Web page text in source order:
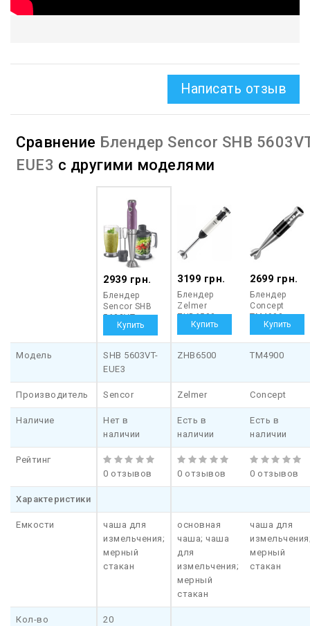
Написать отзыв
Сравнение Блендер Sencor SHB
EUE3 с другими моделями
2939 грн.
Блендер
Sencor SHB
5603VT-
EUE3
3199 грн.
Блендер
Zelmer
ZHB6500
2699 грн.
Блендер
Concept
TM4900
Модель
SHB 5603VT-
EUE3
ZHB6500 TM4900
Производитель Sencor Zelmer Concept
Наличие
Нет в
наличии
Есть в
наличии
Есть в
наличии
Рейтинг
0 отзывов
0 отзывов 0 отзывов
Характеристики
Емкости
чаша для
измельчения;
мерный
стакан
основная
чаша; чаша
для
измельчения;
мерный
стакан
чаша для
мерный
стакан
Кол-во
20